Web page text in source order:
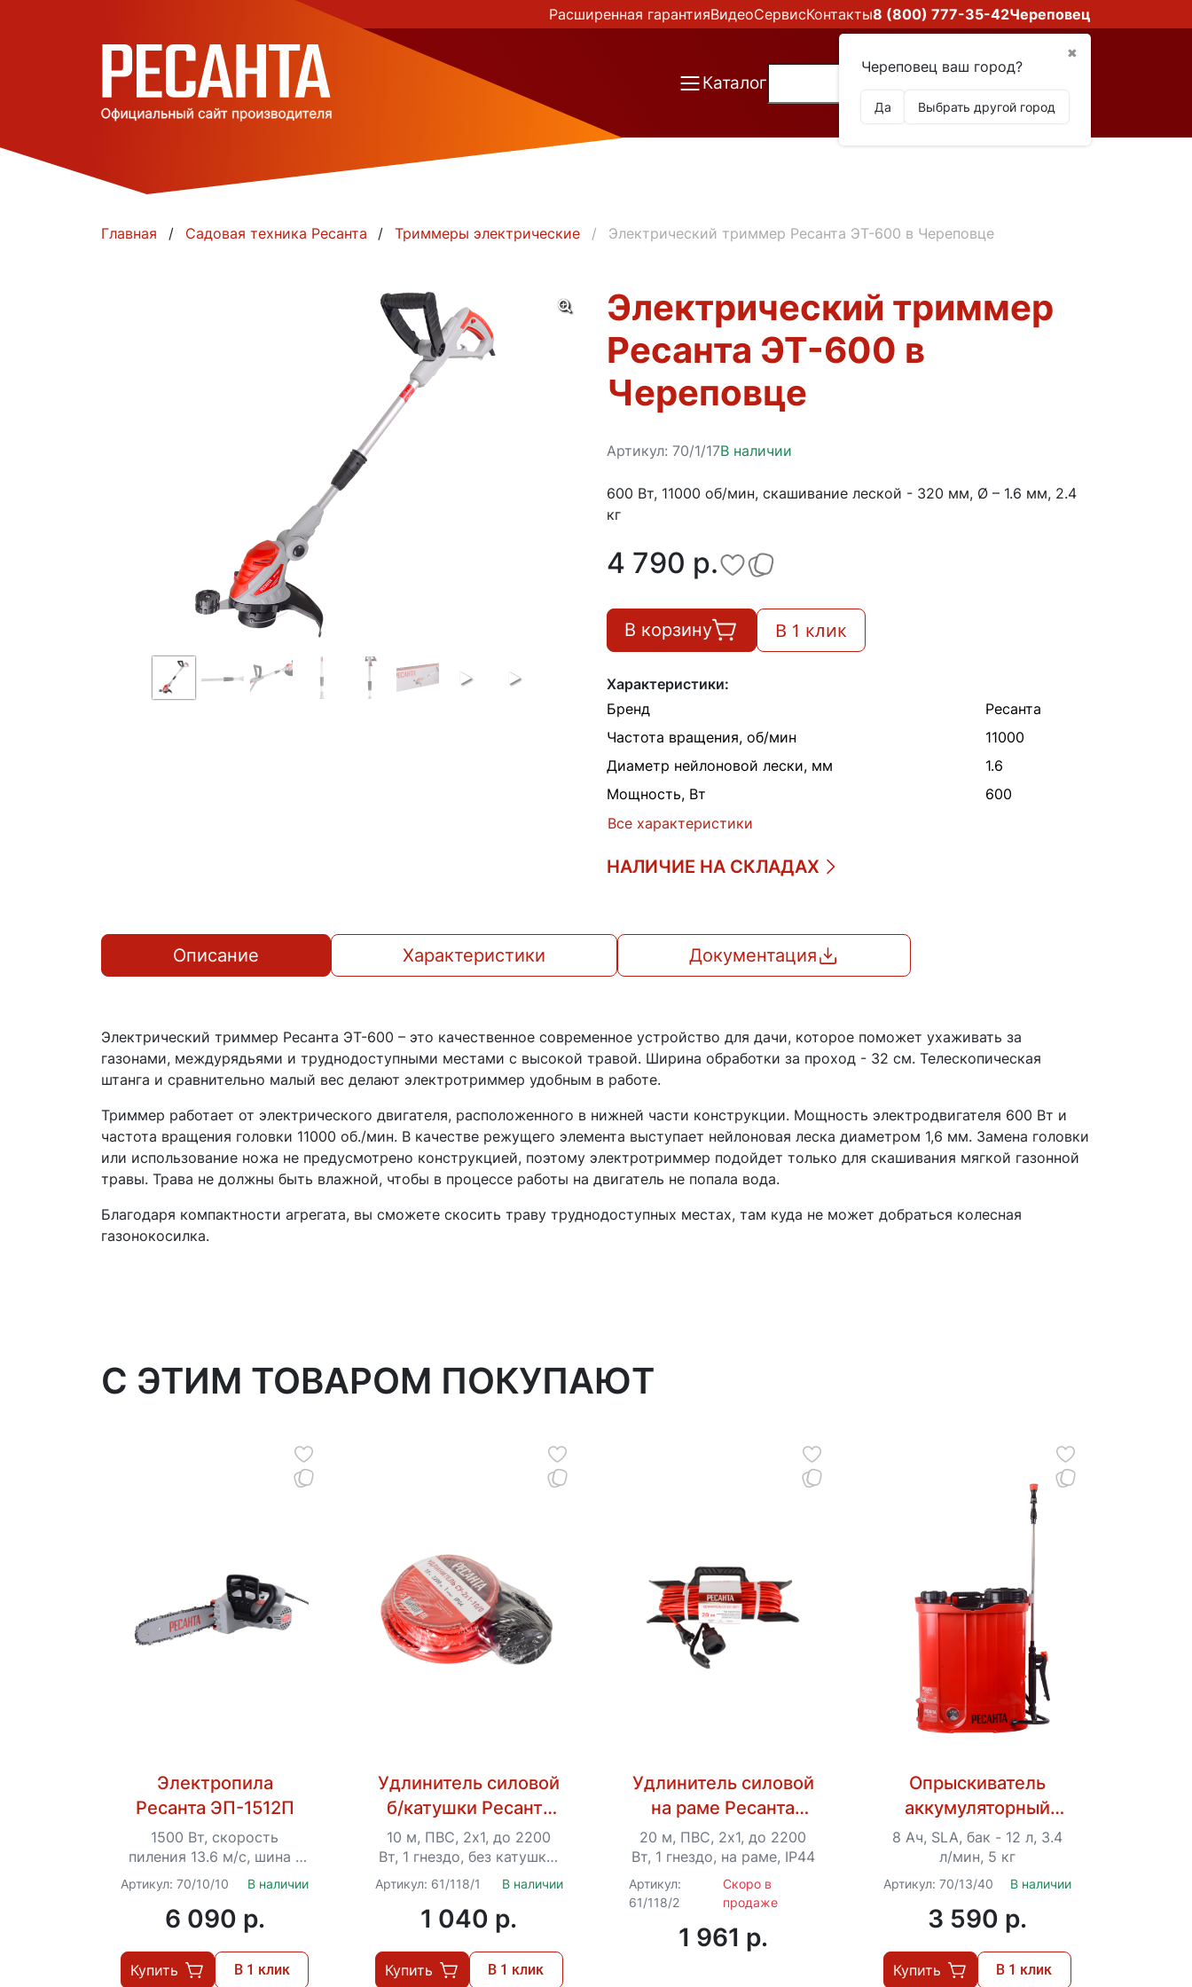
Расширенная гарантияВидеоСервисКонтакты8 (800) 777-35-42Череповец
✖
Череповец ваш город?
Да Выбрать другой город
Каталог
Главная Садовая техника Ресанта Триммеры электрические Электрический триммер Ресанта ЭТ-600 в Череповце
Электрический триммер
Ресанта ЭТ-600 в
Череповце
Артикул: 70/1/17В наличии
600 Вт, 11000 об/мин, скашивание леской - 320 мм, Ø – 1.6 мм, 2.4
кг
4 790 p.
В корзину В 1 клик
Характеристики:
Бренд
Ресанта
Частота вращения, об/мин
11000
Диаметр нейлоновой лески, мм
1.6
Мощность, Вт
600
Все характеристики
НАЛИЧИЕ НА СКЛАДАХ
Описание Характеристики Документация
Электрический триммер Ресанта ЭТ-600 – это качественное современное устройство для дачи, которое поможет ухаживать за
газонами, междурядьями и труднодоступными местами с высокой травой. Ширина обработки за проход - 32 см. Телескопическая
штанга и сравнительно малый вес делают электротриммер удобным в работе.
Триммер работает от электрического двигателя, расположенного в нижней части конструкции. Мощность электродвигателя 600 Вт и
частота вращения головки 11000 об./мин. В качестве режущего элемента выступает нейлоновая леска диаметром 1,6 мм. Замена головки
или использование ножа не предусмотрено конструкцией, поэтому электротриммер подойдет только для скашивания мягкой газонной
травы. Трава не должны быть влажной, чтобы в процессе работы на двигатель не попала вода.
Благодаря компактности агрегата, вы сможете скосить траву труднодоступных местах, там куда не может добраться колесная
газонокосилка.
C ЭТИМ ТОВАРОМ ПОКУПАЮТ
Электропила
Ресанта ЭП-1512П
1500 Вт, скорость
пиления 13.6 м/с, шина -
30.5 см, шаг цепи - 3/8",
автоматическая смазка
Артикул: 70/10/10 В наличии
6 090 p.
Купить В 1 клик
Удлинитель силовой
б/катушки Ресанта
СУ-2х1-10/0 (IP44)
10 м, ПВС, 2х1, до 2200
Вт, 1 гнездо, без катушки,
IP44
Артикул: 61/118/1 В наличии
1 040 p.
Купить В 1 клик
Удлинитель силовой
на раме Ресанта
СУ-2х1-20/1 (IP44)
20 м, ПВС, 2х1, до 2200
Вт, 1 гнездо, на раме, IP44
Артикул:
61/118/2
Скоро в
продаже
1 961 p.
Опрыскиватель
аккумуляторный
Ресанта SP-12СК
8 Ач, SLA, бак - 12 л, 3.4
л/мин, 5 кг
Артикул: 70/13/40 В наличии
3 590 p.
Купить В 1 клик